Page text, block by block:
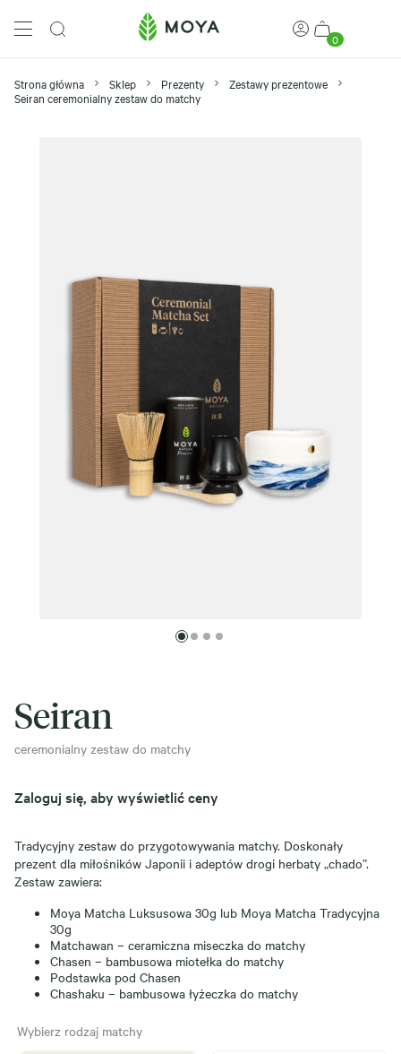
0
Strona główna Sklep Prezenty
Zestawy prezentowe
Seiran ceremonialny zestaw do matchy
Seiran
ceremonialny zestaw do matchy
Zaloguj się, aby wyświetlić ceny
Tradycyjny zestaw do przygotowywania matchy. Doskonały
prezent dla miłośników Japonii i adeptów drogi herbaty „chado”.
Zestaw zawiera:
Moya Matcha Luksusowa 30g lub Moya Matcha Tradycyjna
30g
Matchawan – ceramiczna miseczka do matchy
Chasen – bambusowa miotełka do matchy
Podstawka pod Chasen
Chashaku – bambusowa łyżeczka do matchy
Wybierz rodzaj matchy